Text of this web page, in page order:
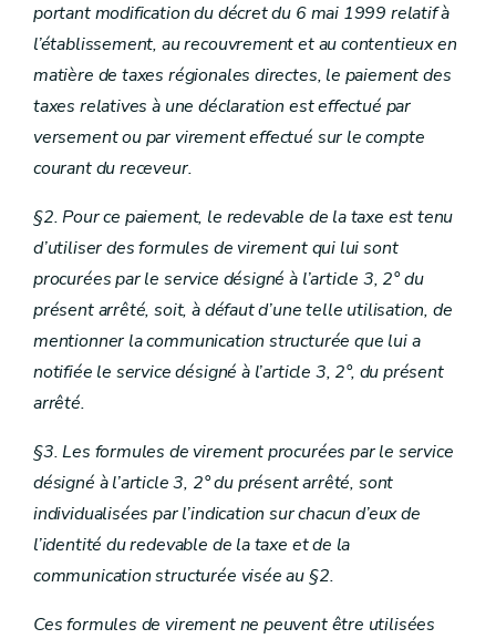
portant modification du décret du 6 mai 1999 relatif à
l’établissement, au recouvrement et au contentieux en
matière de taxes régionales directes, le paiement des
taxes relatives à une déclaration est effectué par
versement ou par virement effectué sur le compte
courant du receveur.
§2. Pour ce paiement, le redevable de la taxe est tenu
d’utiliser des formules de virement qui lui sont
procurées par le service désigné à l’article 3, 2° du
présent arrêté, soit, à défaut d’une telle utilisation, de
mentionner la communication structurée que lui a
notifiée le service désigné à l’article 3, 2°, du présent
arrêté.
§3. Les formules de virement procurées par le service
désigné à l’article 3, 2° du présent arrêté, sont
individualisées par l’indication sur chacun d’eux de
l’identité du redevable de la taxe et de la
communication structurée visée au §2.
Ces formules de virement ne peuvent être utilisées